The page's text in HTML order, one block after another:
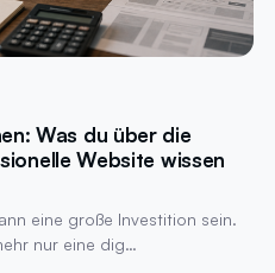
Was du über die
Website wissen
eine große Investition sein.
nur eine dig…